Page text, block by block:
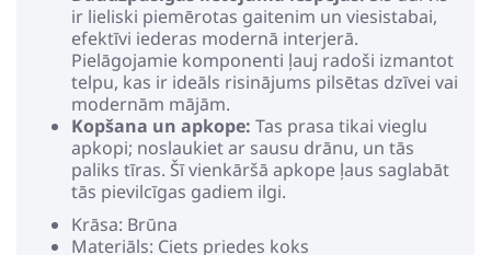
ir lieliski piemērotas gaitenim un viesistabai,
efektīvi iederas modernā interjerā.
Pielāgojamie komponenti ļauj radoši izmantot
telpu, kas ir ideāls risinājums pilsētas dzīvei vai
modernām mājām.
Kopšana un apkope: Tas prasa tikai vieglu
apkopi; noslaukiet ar sausu drānu, un tās
paliks tīras. Šī vienkāršā apkope ļaus saglabāt
tās pievilcīgas gadiem ilgi.
Krāsa: Brūna
Materiāls: Ciets priedes koks